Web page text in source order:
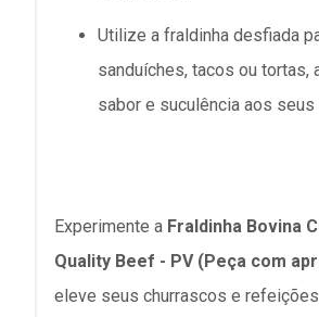
Utilize a fraldinha desfiada
sanduíches, tacos ou tortas,
sabor e suculência aos seus
Experimente a Fraldinha Bovina
Quality Beef - PV (Peça com
eleve seus churrascos e